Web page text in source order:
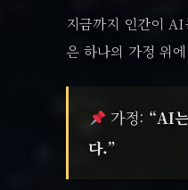
지금까지 인간이
은 하나의 가정 위
가정: “AI
다.”